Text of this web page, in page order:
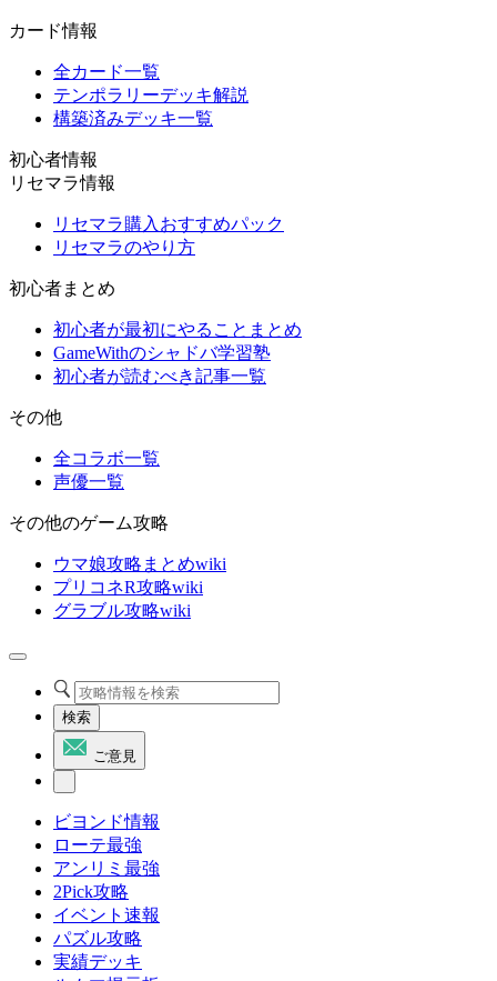
カード情報
全カード一覧
テンポラリーデッキ解説
構築済みデッキ一覧
初心者情報
リセマラ情報
リセマラ購入おすすめパック
リセマラのやり方
初心者まとめ
初心者が最初にやることまとめ
GameWithのシャドバ学習塾
初心者が読むべき記事一覧
その他
全コラボ一覧
声優一覧
その他のゲーム攻略
ウマ娘攻略まとめwiki
プリコネR攻略wiki
グラブル攻略wiki
検索
ご意見
ビヨンド情報
ローテ最強
アンリミ最強
2Pick攻略
イベント速報
パズル攻略
実績デッキ